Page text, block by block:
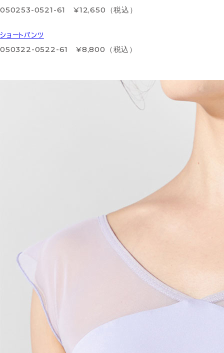
050253-0521-61 ¥12,650（税込）
ショートパンツ
050322-0522-61 ¥8,800（税込）